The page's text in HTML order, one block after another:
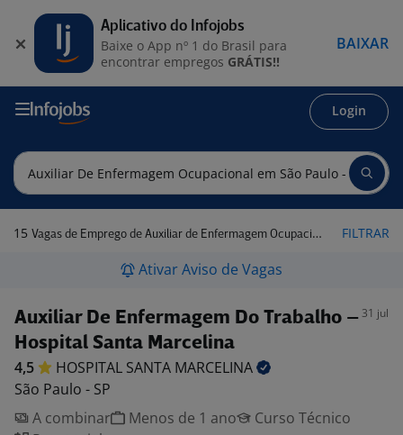
Login
15 Vagas de Emprego de Auxiliar de Enfermagem Ocupacional em São Paulo - SP FILTRAR
Ativar Aviso de Vagas
Auxiliar De Enfermagem Do Trabalho –
Hospital Santa Marcelina
31 jul
4,5 HOSPITAL SANTA MARCELINA
São Paulo - SP
A combinar
Menos de 1 ano
Curso Técnico
Aplicativo do Infojobs
Baixe o App nº 1 do Brasil para
encontrar empregos GRÁTIS!!
BAIXAR